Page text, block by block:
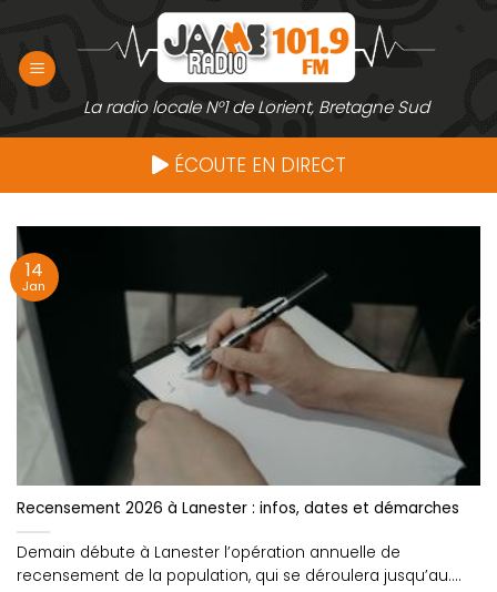
contenu
La radio locale N°1 de Lorient, Bretagne Sud
ÉCOUTE EN DIRECT
Recensement 2026 à Lanester : infos, dates et démarches
Demain débute à Lanester l’opération annuelle de
recensement de la population, qui se déroulera jusqu’au....
14
Jan